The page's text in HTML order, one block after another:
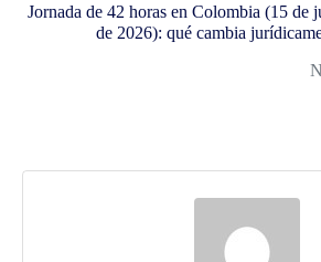
Jornada de 42 horas en Colombia (15 de
de 2026): qué cambia